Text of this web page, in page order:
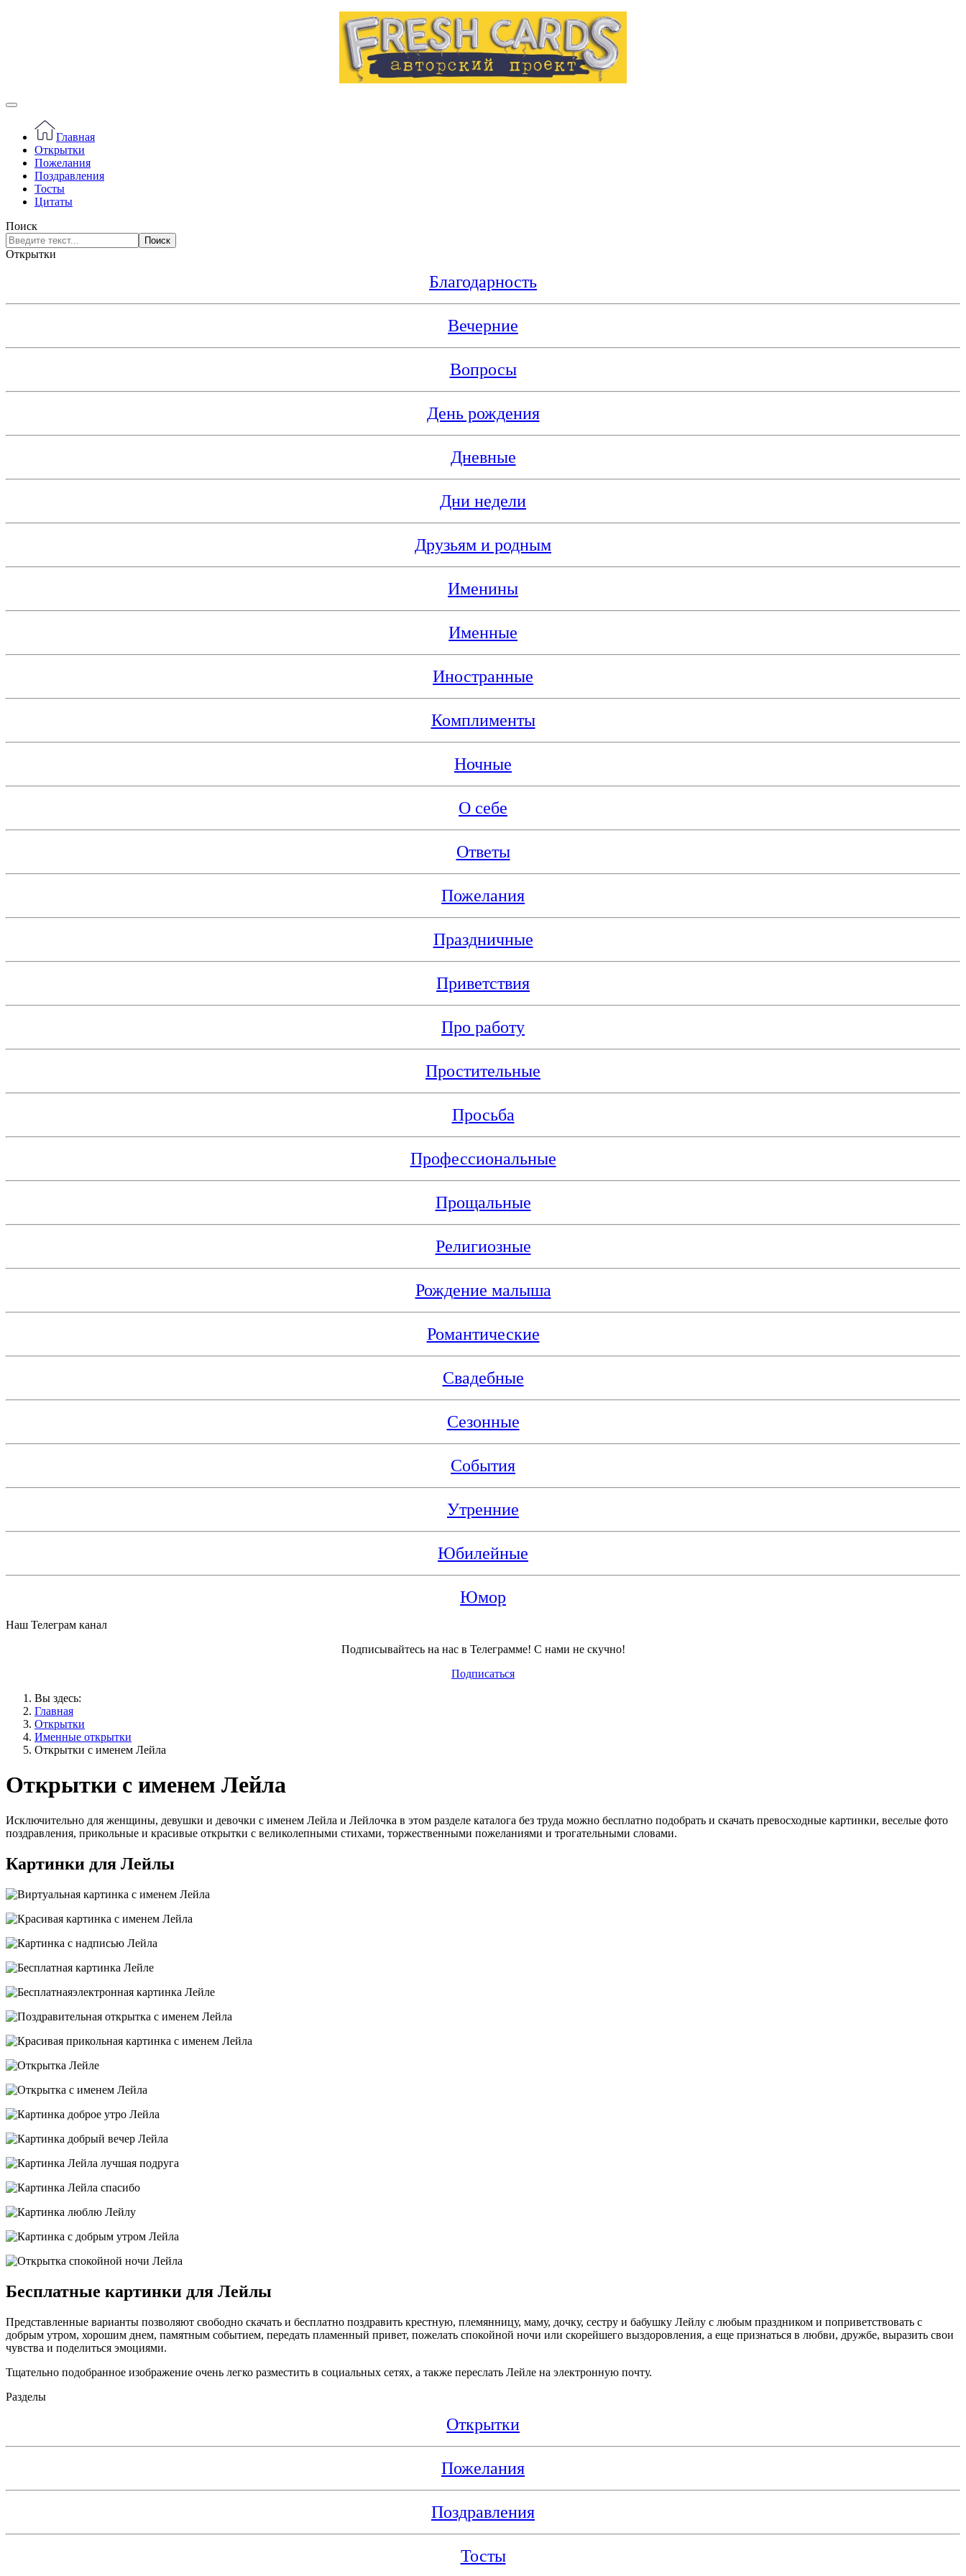
Главная
Открытки
Пожелания
Поздравления
Тосты
Цитаты
Поиск
Поиск
Открытки
Благодарность
Вечерние
Вопросы
День рождения
Дневные
Дни недели
Друзьям и родным
Именины
Именные
Иностранные
Комплименты
Ночные
О себе
Ответы
Пожелания
Праздничные
Приветствия
Про работу
Простительные
Просьба
Профессиональные
Прощальные
Религиозные
Рождение малыша
Романтические
Свадебные
Сезонные
События
Утренние
Юбилейные
Юмор
Наш Телеграм канал
Подписывайтесь на нас в Телеграмме! С нами не скучно!
Подписаться
Вы здесь:
Главная
Открытки
Именные открытки
Открытки с именем Лейла
Открытки с именем Лейла
Исключительно для женщины, девушки и девочки с именем Лейла и Лейлочка в этом разделе каталога без труда можно бесплатно подобрать и скачать превосходные картинки, веселые фото
поздравления, прикольные и красивые открытки с великолепными стихами, торжественными пожеланиями и трогательными словами.
Картинки для Лейлы
Бесплатные картинки для Лейлы
Представленные варианты позволяют свободно скачать и бесплатно поздравить крестную, племянницу, маму, дочку, сестру и бабушку Лейлу с любым праздником и поприветствовать с
добрым утром, хорошим днем, памятным событием, передать пламенный привет, пожелать спокойной ночи или скорейшего выздоровления, а еще признаться в любви, дружбе, выразить свои
чувства и поделиться эмоциями.
Тщательно подобранное изображение очень легко разместить в социальных сетях, а также переслать Лейле на электронную почту.
Разделы
Открытки
Пожелания
Поздравления
Тосты